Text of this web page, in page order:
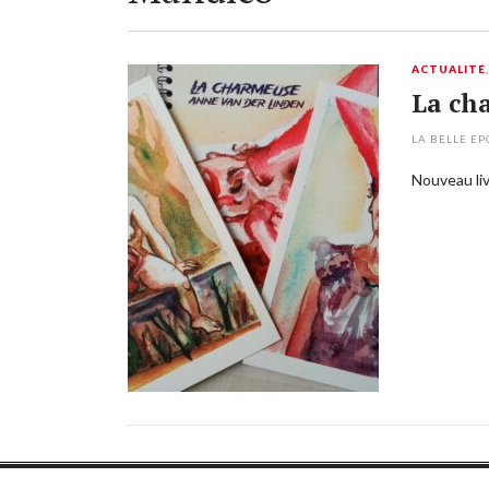
ACTUALITÉ
La
LA BELLE
Nouveau